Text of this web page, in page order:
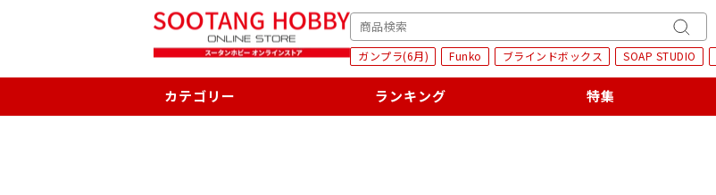
SEARCH
キ
ー
ガンプラ(6月) Funko ブラインドボックス SOAP STUDIO
カテゴリー ランキング 特集